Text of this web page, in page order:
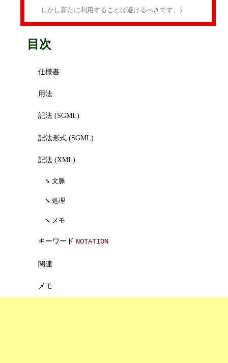
しかし新たに利用することは避けるべきです。)
目次
仕様書
用法
記法 (SGML)
記法形式 (SGML)
記法 (XML)
文脈
処理
メモ
キーワード NOTATION
関連
メモ